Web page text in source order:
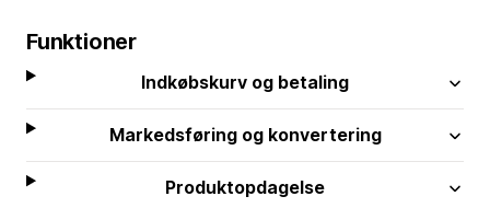
Funktioner
Indkøbskurv og betaling
Markedsføring og konvertering
Produktopdagelse